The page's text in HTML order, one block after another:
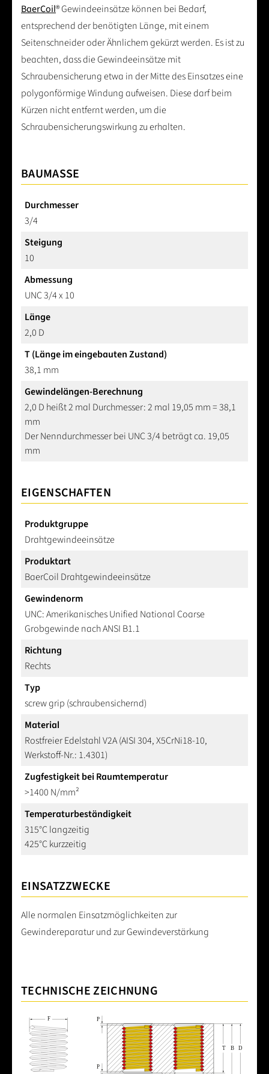
BaerCoil® Gewindeeinsätze können bei Bedarf,
entsprechend der benötigten Länge, mit einem
Seitenschneider oder Ähnlichem gekürzt werden. Es ist zu
beachten, dass die Gewindeeinsätze mit
Schraubensicherung etwa in der Mitte des Einsatzes eine
polygonförmige Windung aufweisen. Diese darf beim
Kürzen nicht entfernt werden, um die
Schraubensicherungswirkung zu erhalten.
BAUMASSE
Durchmesser
3/4
Steigung
10
Abmessung
UNC 3/4 x 10
Länge
2,0 D
T (Länge im eingebauten Zustand)
38,1 mm
Gewindelängen-Berechnung
2,0 D heißt 2 mal Durchmesser: 2 mal 19,05 mm = 38,1
mm
Der Nenndurchmesser bei UNC 3/4 beträgt ca. 19,05
mm
EIGENSCHAFTEN
Produktgruppe
Drahtgewindeeinsätze
Produktart
BaerCoil Drahtgewindeeinsätze
Gewindenorm
UNC: Amerikanisches Unified National Coarse
Grobgewinde nach ANSI B1.1
Richtung
Rechts
Typ
screw grip (schraubensichernd)
Material
Rostfreier Edelstahl V2A (AISI 304, X5CrNi18-10,
Werkstoff-Nr.: 1.4301)
Zugfestigkeit bei Raumtemperatur
>1400 N/mm²
Temperaturbeständigkeit
315°C langzeitig
425°C kurzzeitig
EINSATZZWECKE
Alle normalen Einsatzmöglichkeiten zur
Gewindereparatur und zur Gewindeverstärkung
TECHNISCHE ZEICHNUNG